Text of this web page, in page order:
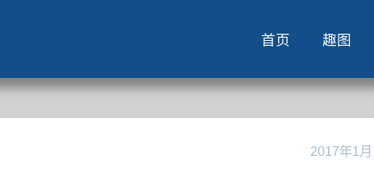
首页 趣图
2017年1月